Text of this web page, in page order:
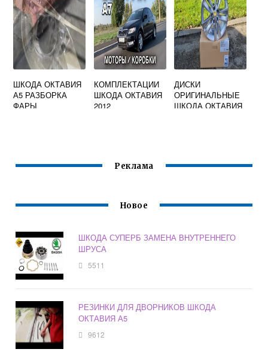
ШКОДА ОКТАВИЯ
А5 РАЗБОРКА
ФАРЫ
КОМПЛЕКТАЦИИ
ШКОДА ОКТАВИЯ
2012
ДИСКИ
ОРИГИНАЛЬНЫЕ
ШКОДА ОКТАВИЯ
Реклама
Новое
ШКОДА СУПЕРБ ЗАМЕНА ВНУТРЕННЕГО
ШРУСА
5511
РЕЗИНКИ ДЛЯ ДВОРНИКОВ ШКОДА
ОКТАВИЯ А5
9612